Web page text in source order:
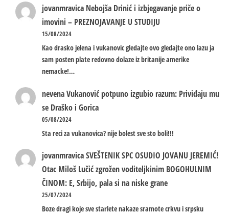
jovanmravica Nebojša Drinić i izbjegavanje priče o
imovini – PREZNOJAVANJE U STUDIJU
15/08/2024
Kao drasko jelena i vukanovic gledajte ovo gledajte ono lazu ja
sam posten plate redovno dolaze iz britanije amerike
nemacke!…
nevenaVukanović potpuno izgubio razum: Priviđaju mu
se Draško i Gorica
05/08/2024
Sta reci za vukanovica? nije bolest sve sto boli!!!
jovanmravicaSVEŠTENIK SPC OSUDIO JOVANU JEREMIĆ!
Otac Miloš Lučić zgrožen voditeljkinim BOGOHULNIM
ČINOM: E, Srbijo, pala si na niske grane
25/07/2024
Boze dragi koje sve starlete nakaze sramote crkvu i srpsku